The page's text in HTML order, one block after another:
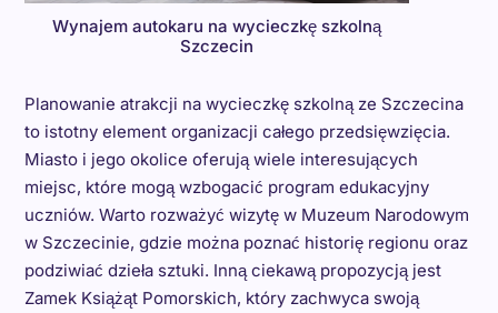
Wynajem autokaru na wycieczkę szkolną
Szczecin
Planowanie atrakcji na wycieczkę szkolną ze Szczecina
to istotny element organizacji całego przedsięwzięcia.
Miasto i jego okolice oferują wiele interesujących
miejsc, które mogą wzbogacić program edukacyjny
uczniów. Warto rozważyć wizytę w Muzeum Narodowym
w Szczecinie, gdzie można poznać historię regionu oraz
podziwiać dzieła sztuki. Inną ciekawą propozycją jest
Zamek Książąt Pomorskich, który zachwyca swoją